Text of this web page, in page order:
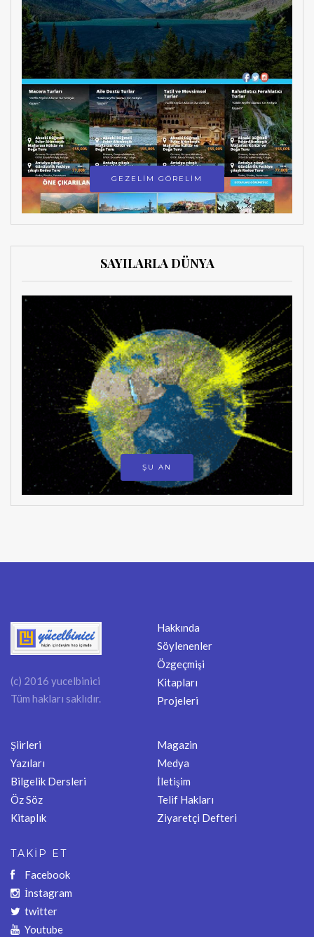
GEZELİM GÖRELİM
SAYILARLA DÜNYA
ŞU AN
(c) 2016 yucelbinici
Tüm hakları saklıdır.
Hakkında
Söylenenler
Özgeçmişi
Kitapları
Projeleri
Şiirleri
Yazıları
Bilgelik Dersleri
Öz Söz
Kitaplık
Magazin
Medya
İletişim
Telif Hakları
Ziyaretçi Defteri
TAKİP ET
Facebook
İnstagram
twitter
Youtube